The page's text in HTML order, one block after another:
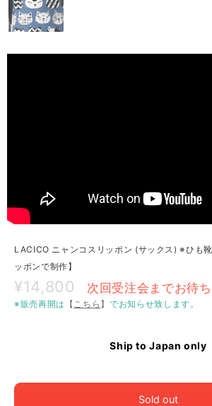
LACICO ニャンコスリッポン (サックス) ※ひも
ッポンで制作】
¥14,800 次回受注会までお待
※販売再開は 【 こちら 】でお知らせ致します。
Ship to Japan only
Sold out